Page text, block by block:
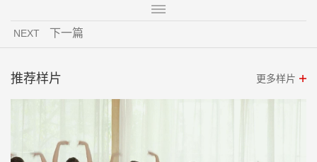
NEXT 下一篇
推荐样片 更多样片